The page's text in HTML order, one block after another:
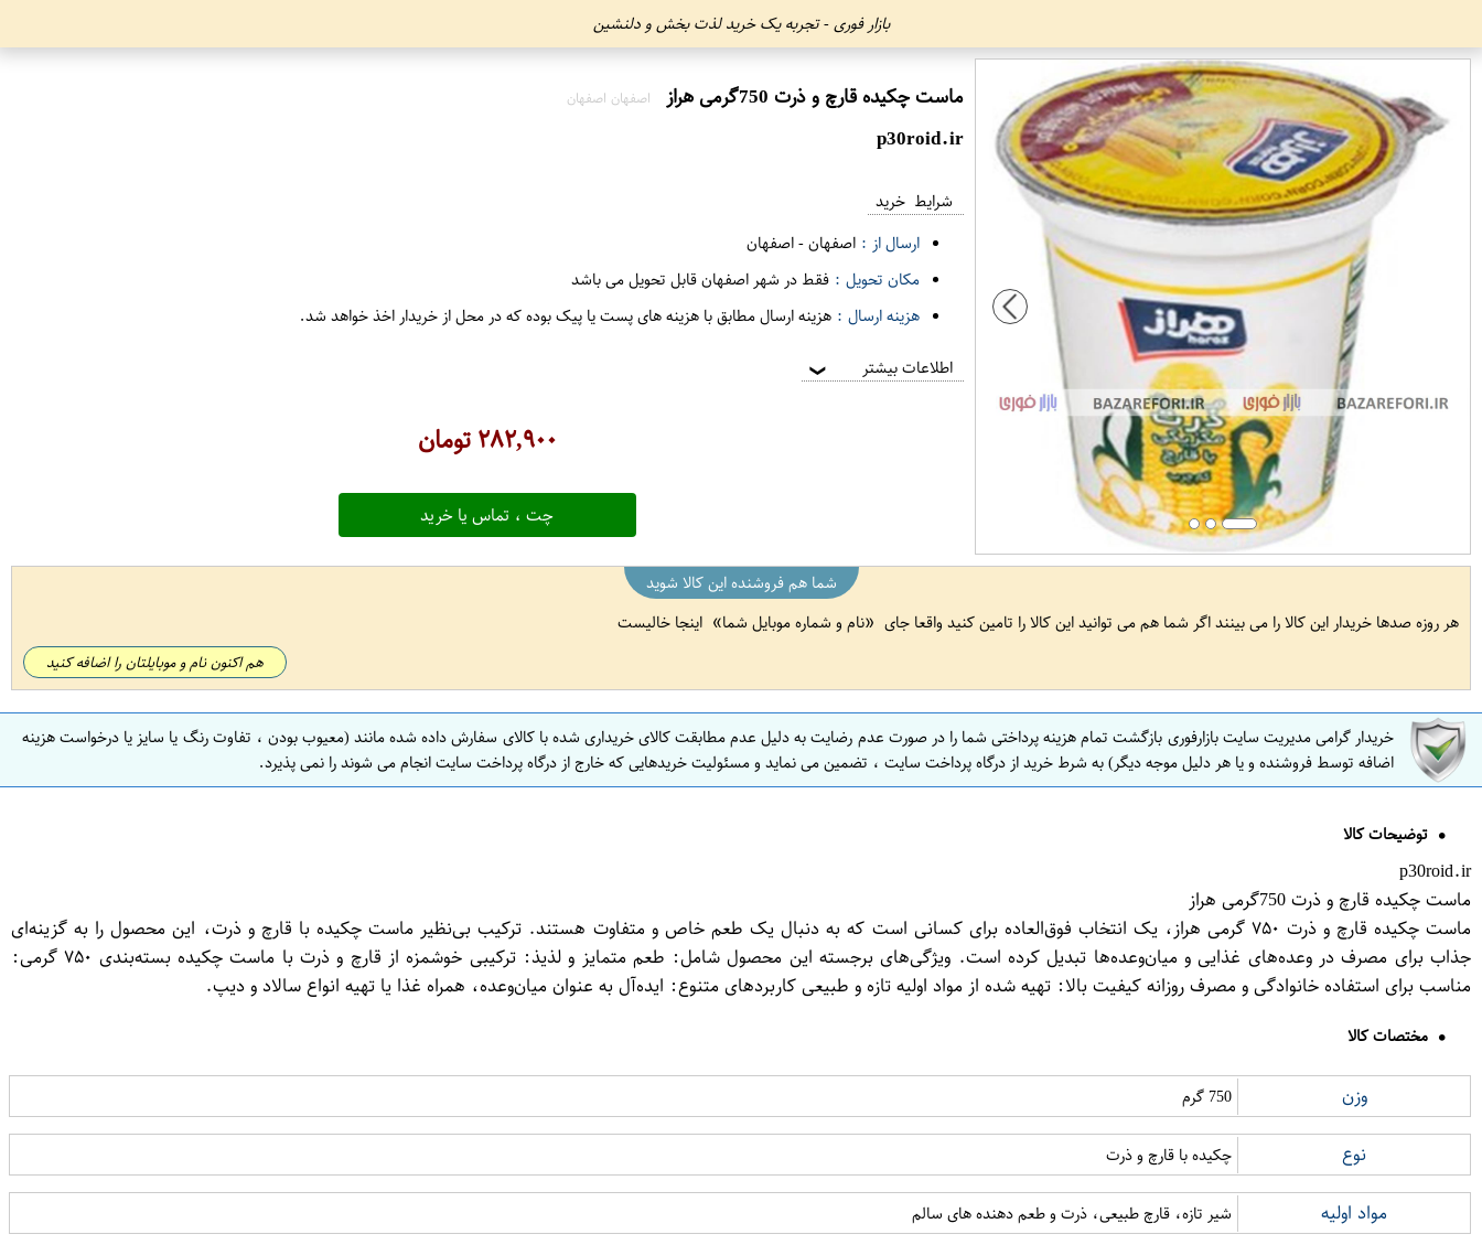
بازار فوری - تجربه یک خرید لذت بخش و دلنشین
ماست چکیده قارچ و ذرت 750گرمی هراز اصفهان اصفهان
p30roid.ir
شرایط خرید
ارسال از : اصفهان-اصفهان
مکان تحویل : فقط در شهر اصفهان قابل تحویل می باشد
هزینه ارسال : هزینه ارسال مطابق با هزینه های پست یا پیک بوده که در محل از خریدار اخذ خواهد شد.
اطلاعات بیشتر ❯
۲۸۲,۹۰۰تومان
چت ، تماس یا خرید
شما هم فروشنده این کالا شوید
هر روزه صدها خریدار این کالا را می بینند اگر شما هم می توانید این کالا را تامین کنید واقعا جای
نام و شماره موبایل شما اینجا خالیست
هم اکنون نام و موبایلتان را اضافه کنید
خریدار گرامی مدیریت سایت بازارفوری بازگشت تمام هزینه پرداختی شما را در صورت عدم رضایت به دلیل عدم مطابقت کالای خریداری شده با کالای سفارش داده شده مانند (معیوب بودن ، تفاوت رنگ یا سایز یا درخواست هزینه
اضافه توسط فروشنده و یا هر دلیل موجه دیگر) به شرط خرید از درگاه پرداخت سایت ، تضمین می نماید و مسئولیت خریدهایی که خارج از درگاه پرداخت سایت انجام می شوند را نمی پذیرد.
توضیحات کالا
p30roid.ir
ماست چکیده قارچ و ذرت 750گرمی هراز
ماست چکیده قارچ و ذرت ۷۵۰ گرمی هراز، یک انتخاب فوق‌العاده برای کسانی است که به دنبال یک طعم خاص و متفاوت هستند. ترکیب بی‌نظیر ماست چکیده با قارچ و ذرت، این محصول را به گزینه‌ای
جذاب برای مصرف در وعده‌های غذایی و میان‌وعده‌ها تبدیل کرده است. ویژگی‌های برجسته این محصول شامل: طعم متمایز و لذیذ: ترکیبی خوشمزه از قارچ و ذرت با ماست چکیده بسته‌بندی ۷۵۰ گرمی:
مناسب برای استفاده خانوادگی و مصرف روزانه کیفیت بالا: تهیه شده از مواد اولیه تازه و طبیعی کاربردهای متنوع: ایده‌آل به عنوان میان‌وعده، همراه غذا یا تهیه انواع سالاد و دیپ.
مختصات کالا
وزن 750 گرم
نوع چکیده با قارچ و ذرت
مواد اولیه شیر تازه، قارچ طبیعی، ذرت و طعم دهنده های سالم